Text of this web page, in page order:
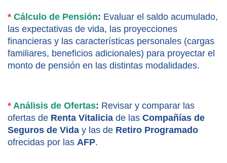
* Cálculo de Pensión: Evaluar el saldo acumulado,
las expectativas de vida, las proyecciones
financieras y las características personales (cargas
familiares, beneficios adicionales) para proyectar el
monto de pensión en las distintas modalidades.
* Análisis de Ofertas: Revisar y comparar las
ofertas de Renta Vitalicia de las Compañías de
Seguros de Vida y las de Retiro Programado
ofrecidas por las AFP.